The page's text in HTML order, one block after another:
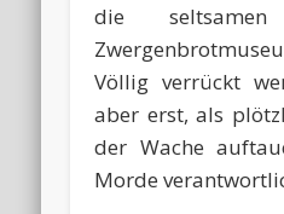
die
Völlig verrückt
aber erst, als
der Wache
Morde